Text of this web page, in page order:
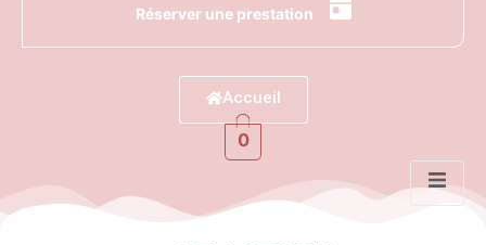
Réserver une prestation
Accueil
0